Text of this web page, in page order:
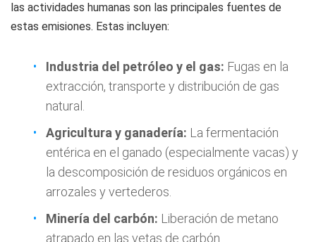
las actividades humanas son las principales fuentes de
estas emisiones. Estas incluyen:
Industria del petróleo y el gas: Fugas en la
extracción, transporte y distribución de gas
natural.
Agricultura y ganadería: La fermentación
entérica en el ganado (especialmente vacas) y
la descomposición de residuos orgánicos en
arrozales y vertederos.
Minería del carbón: Liberación de metano
atrapado en las vetas de carbón.